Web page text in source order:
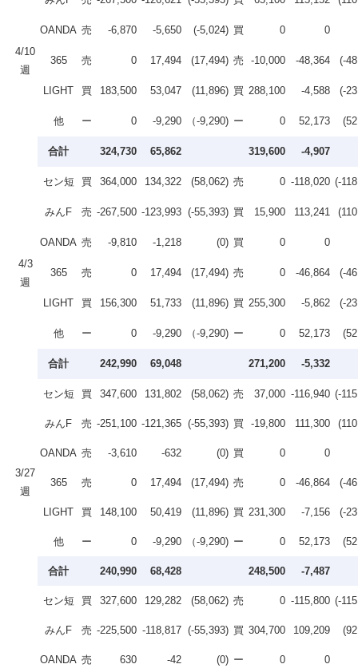
4/10
週
OANDA 売 -6,870 -5,650 (-5,024) 買 0 0
365 売 0 17,494 (17,494) 売 -10,000 -48,364 (-
LIGHT 買 183,500 53,047 (11,896) 買 288,100 -4,588 (-
他 ー 0 -9,290 （-9,290) ー 0 52,173
合計 324,730 65,862 319,600 -4,907
4/3
週
セン短 買 364,000 134,322 (58,062) 売 0 -118,020 (-
みんF 売 -267,500 -123,993 (-55,393) 買 15,900 113,241
OANDA 売 -9,810 -1,218 (0) 買 0 0
365 売 0 17,494 (17,494) 売 0 -46,864 (-
LIGHT 買 156,300 51,733 (11,896) 買 255,300 -5,862 (-
他 ー 0 -9,290 （-9,290) ー 0 52,173
合計 242,990 69,048 271,200 -5,332
3/27
週
セン短 買 347,600 131,802 (58,062) 売 37,000 -116,940 (-
みんF 売 -251,100 -121,365 (-55,393) 買 -19,800 111,300
OANDA 売 -3,610 -632 (0) 買 0 0
365 売 0 17,494 (17,494) 売 0 -46,864 (-
LIGHT 買 148,100 50,419 (11,896) 買 231,300 -7,156 (-
他 ー 0 -9,290 （-9,290) ー 0 52,173
合計 240,990 68,428 248,500 -7,487
セン短 買 327,600 129,282 (58,062) 売 0 -115,800 (-
みんF 売 -225,500 -118,817 (-55,393) 買 304,700 109,209
OANDA 売 630 -42 (0) ー 0 0